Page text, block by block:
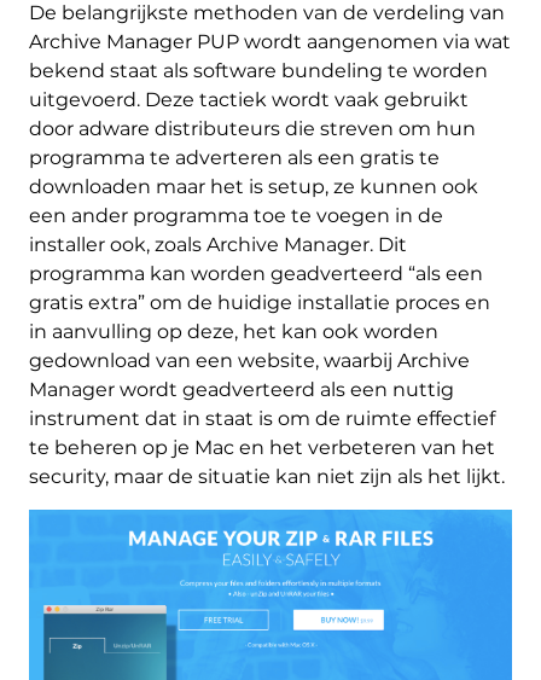
De belangrijkste methoden van de verdeling van
Archive Manager PUP wordt aangenomen via wat
bekend staat als software bundeling te worden
uitgevoerd. Deze tactiek wordt vaak gebruikt
door adware distributeurs die streven om hun
programma te adverteren als een gratis te
downloaden maar het is setup, ze kunnen ook
een ander programma toe te voegen in de
installer ook, zoals Archive Manager. Dit
programma kan worden geadverteerd “als een
gratis extra” om de huidige installatie proces en
in aanvulling op deze, het kan ook worden
gedownload van een website, waarbij Archive
Manager wordt geadverteerd als een nuttig
instrument dat in staat is om de ruimte effectief
te beheren op je Mac en het verbeteren van het
security, maar de situatie kan niet zijn als het lijkt.